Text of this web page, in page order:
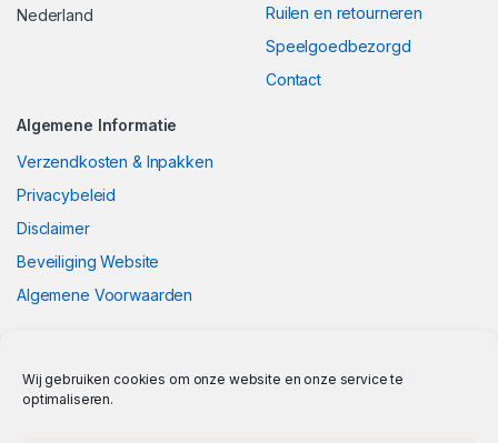
Wij gebruiken cookies om onze website en onze service te
optimaliseren.
Nederland
Ruilen en retourneren
Speelgoedbezorgd
Contact
Algemene Informatie
Verzendkosten & Inpakken
Privacybeleid
Disclaimer
Beveiliging Website
Algemene Voorwaarden